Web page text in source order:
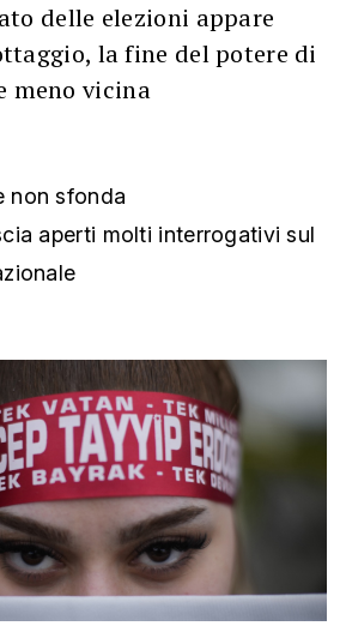
delle elezioni appare
la fine del potere di
meno vicina
non sfonda
aperti molti interrogativi sul